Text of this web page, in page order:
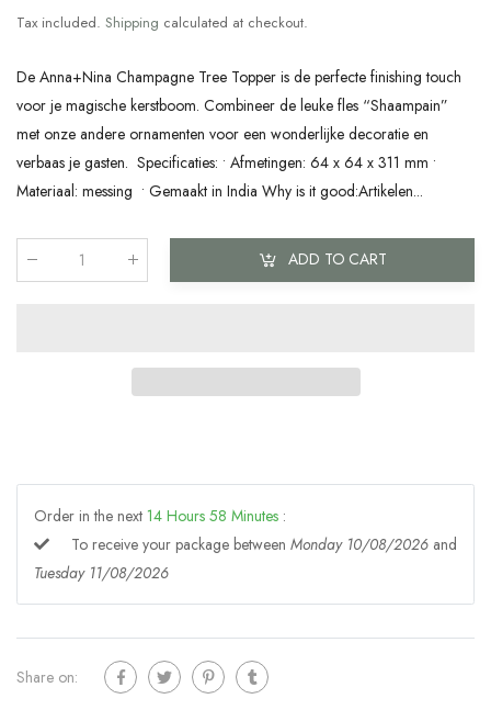
Tax included. Shipping calculated at checkout.
De Anna+Nina Champagne Tree Topper is de perfecte finishing touch
voor je magische kerstboom. Combineer de leuke fles “Shaampain”
met onze andere ornamenten voor een wonderlijke decoratie en
verbaas je gasten. Specificaties: • Afmetingen: 64 x 64 x 311 mm •
Materiaal: messing • Gemaakt in India Why is it good:Artikelen...
ADD TO CART
Order in the next 14 Hours 58 Minutes :
To receive your package between Monday 10/08/2026 and
Tuesday 11/08/2026
Share on: